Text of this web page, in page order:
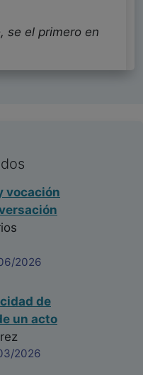
se el primero en
vocación
2026
de
un acto
2026